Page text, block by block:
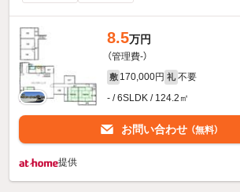
8.5万円
（管理費-）
敷 170,000円 礼 不要
- / 6SLDK / 124.2㎡
お問い合わせ （無料）
提供